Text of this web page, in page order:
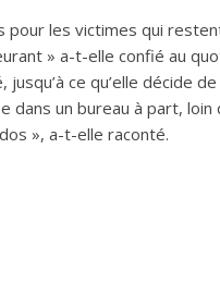
les victimes qui
» a-t-elle confié au
ce qu’elle décide
dans un bureau à part,
», a-t-elle raconté.